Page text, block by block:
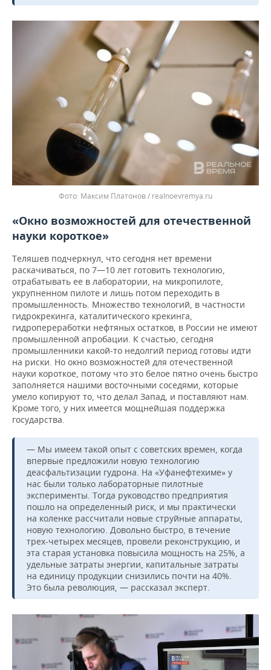
Максим Платонов / realnoevremya.ru
«Окно возможностей для отечественной
науки короткое»
Теляшев подчеркнул, что сегодня нет времени
раскачиваться, по 7—10 лет готовить технологию,
отрабатывать ее в лаборатории, на микропилоте,
укрупненном пилоте и лишь потом переходить в
промышленность. Множество технологий, в частности
гидрокрекинга, каталитического крекинга,
гидропереработки нефтяных остатков, в России не имеют
промышленной апробации. К счастью, сегодня
промышленники какой-то недолгий период готовы идти
на риски. Но окно возможностей для отечественной
науки короткое, потому что это белое пятно очень быстро
заполняется нашими восточными соседями, которые
умело копируют то, что делал Запад, и поставляют нам.
Кроме того, у них имеется мощнейшая поддержка
государства.
— Мы имеем такой опыт с советских времен, когда
впервые предложили новую технологию
деасфальтизации гудрона. На «Уфанефтехиме» у
нас были только лабораторные пилотные
эксперименты. Тогда руководство предприятия
пошло на определенный риск, и мы практически
на коленке рассчитали новые струйные аппараты,
новую технологию. Довольно быстро, в течение
трех-четырех месяцев, провели реконструкцию, и
эта старая установка повысила мощность на 25%, а
удельные затраты энергии, капитальные затраты
на единицу продукции снизились почти на 40%.
Это была революция, — рассказал эксперт.